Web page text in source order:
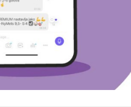
besplatna predviđanja besplatne prognoze
betting forecasts betting